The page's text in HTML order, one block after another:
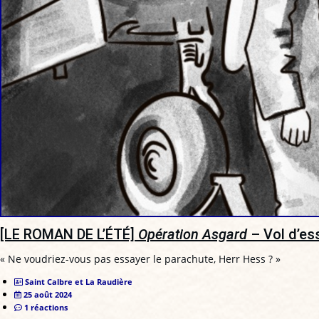
[LE ROMAN DE L’ÉTÉ] Opération Asgard– Vol
« Ne voudriez-vous pas essayer le parachute, Herr Hess ? »
Saint Calbre et La Raudière
25 août 2024
1 réactions